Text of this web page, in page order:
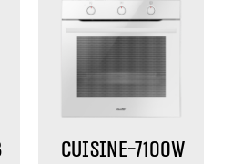
CUISINE-7100W